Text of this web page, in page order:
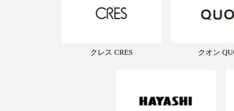
クレス CRES クオン